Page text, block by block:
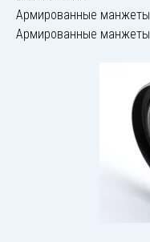
Армированные манжеты
Армированные манжеты